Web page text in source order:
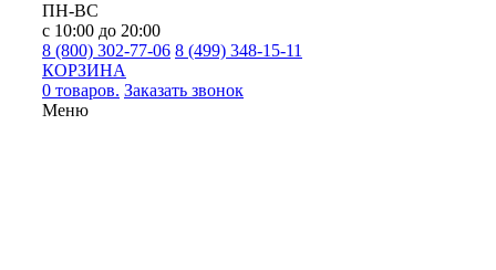
ПН-ВС
с 10:00 до 20:00
8 (800) 302-77-06 8 (499) 348-15-11
КОРЗИНА
0 товаров. Заказать звонок
Меню